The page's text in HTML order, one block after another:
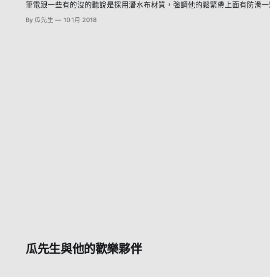
筆電跟一些有的沒的聽說是採用潛水布材質，強調他的鬆緊帶上面有防滑
會滑紐約設計，不意外的中國製造至於開箱嘛....沒什麼好開的就直接長這
質，真的是不錯，有防滑而且夠密他是個筆電包，所以當然有放平板或是
By 瓜先生 10 1月 2018
瓜先生與他的歡樂夥伴